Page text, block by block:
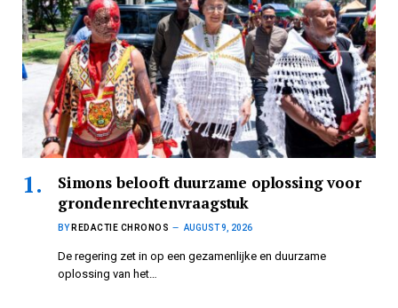
Simons belooft duurzame oplossing voor
grondenrechtenvraagstuk
BY REDACTIE CHRONOS AUGUST 9, 2026
De regering zet in op een gezamenlijke en duurzame
oplossing van het…